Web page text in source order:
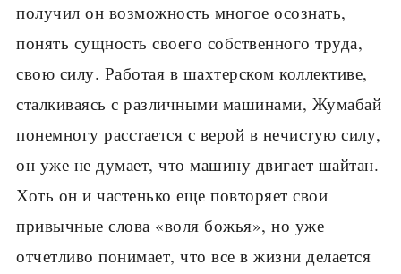
получил он возможность многое осознать,
понять сущность своего собственного труда,
свою силу. Работая в шахтерском коллективе,
сталкиваясь с различными машинами, Жумабай
понемногу расстается с верой в нечистую силу,
он уже не думает, что машину двигает шайтан.
Хоть он и частенько еще повторяет свои
привычные слова «воля божья», но уже
отчетливо понимает, что все в жизни делается